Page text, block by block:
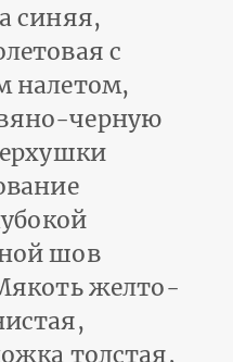
синяя,
с
налетом,
черную
шов
желто-
толстая,